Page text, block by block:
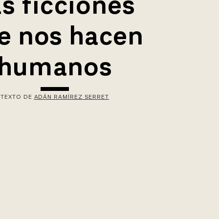
nos hacen
TEXTO DE ADÁN RAMÍREZ SERRET